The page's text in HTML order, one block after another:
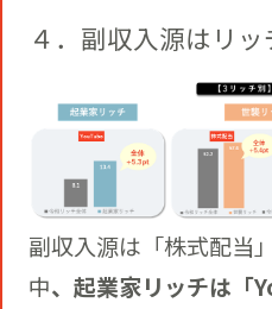
４．副収入源はリ
副収入源は「株式配当
中、起業家リッチは「